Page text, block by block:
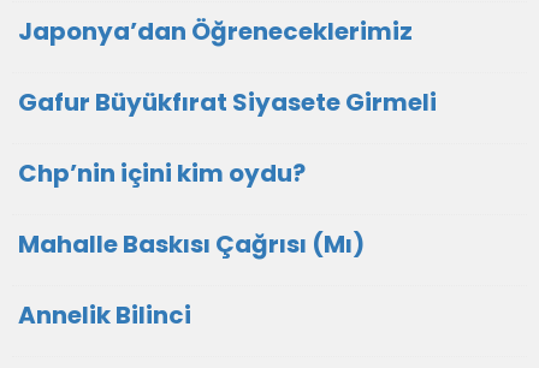
Japonya’dan Öğreneceklerimiz
Gafur Büyükfırat Siyasete Girmeli
Chp’nin içini kim oydu?
Mahalle Baskısı Çağrısı (Mı)
Annelik Bilinci